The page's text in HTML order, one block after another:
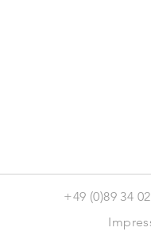
+49 (0)89 34